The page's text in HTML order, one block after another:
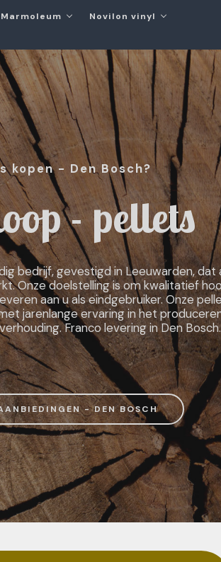
Marmoleum
Novilon vinyl
kopen - Den Bosch?
- pellets
bedrijf, gevestigd in Leeuwarden, dat
Onze doelstelling is om kwalitatief
aan u als eindgebruiker. Onze
jarenlange ervaring in het
Franco levering in Den Bosch.
- DEN BOSCH